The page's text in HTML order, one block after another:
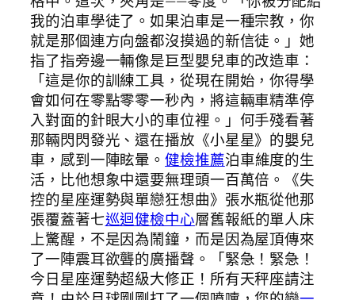
我的泊車學徒了。如果泊車是一種宗教，你
就是那個連方向盤都沒摸過的新信徒。」她
指了指旁邊一輛像是巨型嬰兒車的改造車：
「這是你的訓練工具，從現在開始，你得學
會如何在零點零零一秒內，將這輛車精準停
入對面的針眼大小的車位裡。」何手殘看著
那輛閃閃發光、還在播放《小星星》的嬰兒
車，感到一陣眩暈。健檢推薦泊車維度的生
活，比他想象中還要無理頭一百萬倍。《失
控的星座運勢與單戀狂想曲》張水瓶從他那
張覆蓋著七巡迴健檢中心層舊報紙的單人床
上驚醒，不是因為鬧鐘，而是因為屋頂傳來
了一陣震耳欲聾的廣播聲。「緊急！緊急！
今日星座運勢超級大修正！所有天秤座請注